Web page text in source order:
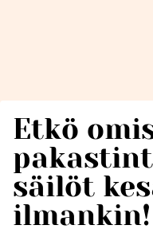
Etkö
säilöt
ilmankin!